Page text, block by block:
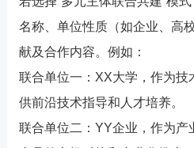
名称、单位性质（如企业、高
献及合作内容。例如：
联合单位一：XX大学，作为技
供前沿技术指导和人才培养。
联合单位二：YY企业，作为产